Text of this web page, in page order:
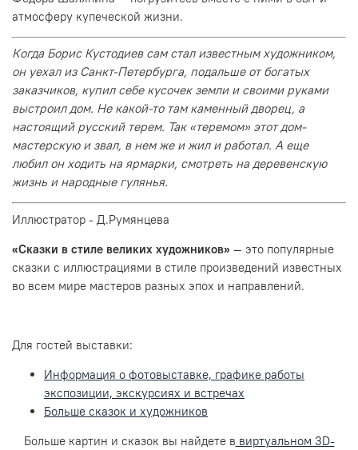
атмосферу купеческой жизни.
Когда Борис Кустодиев сам стал известным художником,
он уехал из Санкт-Петербурга, подальше от богатых
заказчиков, купил себе кусочек земли и своими руками
выстроил дом. Не какой-то там каменный дворец, а
настоящий русский терем. Так «теремом» этот дом-
мастерскую и звал, в нем же и жил и работал. А еще
любил он ходить на ярмарки, смотреть на деревенскую
жизнь и народные гулянья.
Иллюстратор - Д.Румянцева
«Сказки в стиле великих художников» — это популярные
сказки с иллюстрациями в стиле произведений известных
во всем мире мастеров разных эпох и направлений.
Для гостей выставки:
Информация о фотовыставке, графике работы
экспозиции, экскурсиях и встречах
Больше сказок и художников
Больше картин и сказок вы найдете в виртуальном 3D-